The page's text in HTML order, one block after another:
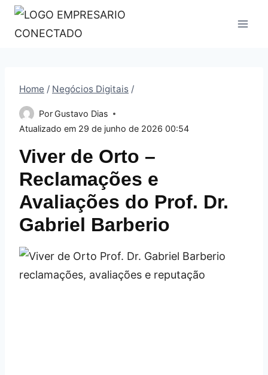
Pular
para
Home / Negócios Digitais /
PorGustavo Dias
Atualizado em 29 de junho de 2026 00:54
Viver de Orto –
Reclamações e
Avaliações do Prof. Dr.
Gabriel Barberio